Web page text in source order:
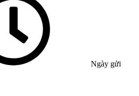
Ngày gửi